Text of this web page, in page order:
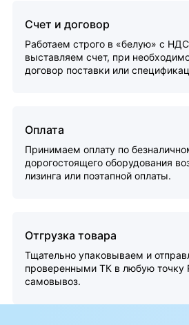
Счет и договор
Работаем строго в «белую» с
выставляем счет, при
договор поставки или
Оплата
Принимаем оплату по
дорогостоящего оборудования
лизинга или поэтапной оплаты.
Отгрузка товара
Тщательно упаковываем и
проверенными ТК в любую точку
самовывоз.